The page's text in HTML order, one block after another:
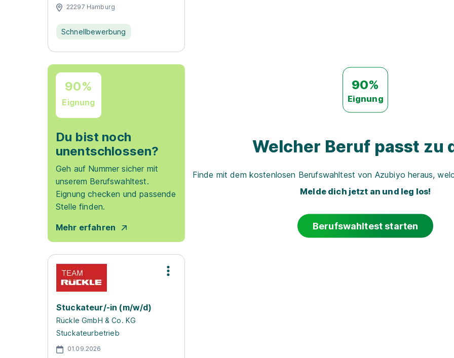
22297 Hamburg
Schnellbewerbung
90%
Eignung
Du bist noch
unentschlossen?
Geh auf Nummer sicher mit
unserem Berufswahltest.
Eignung checken und passende
Stelle finden.
Mehr erfahren
Stuckateur/-in (m/w/d)
Rückle GmbH & Co. KG
Stuckateurbetrieb
01.09.2026
90%
Eignung
Welcher Beruf passt zu
Finde mit dem kostenlosen Berufswahltest von Azubiyo heraus,
Melde dich jetzt an und leg los!
Berufswahltest starten